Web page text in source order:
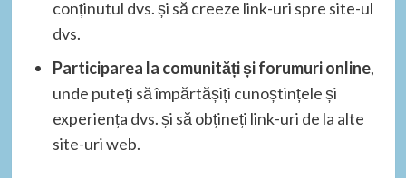
conținutul dvs. și să creeze link-uri spre site-ul
dvs.
Participarea la comunități și forumuri online,
unde puteți să împărtășiți cunoștințele și
experiența dvs. și să obțineți link-uri de la alte
site-uri web.